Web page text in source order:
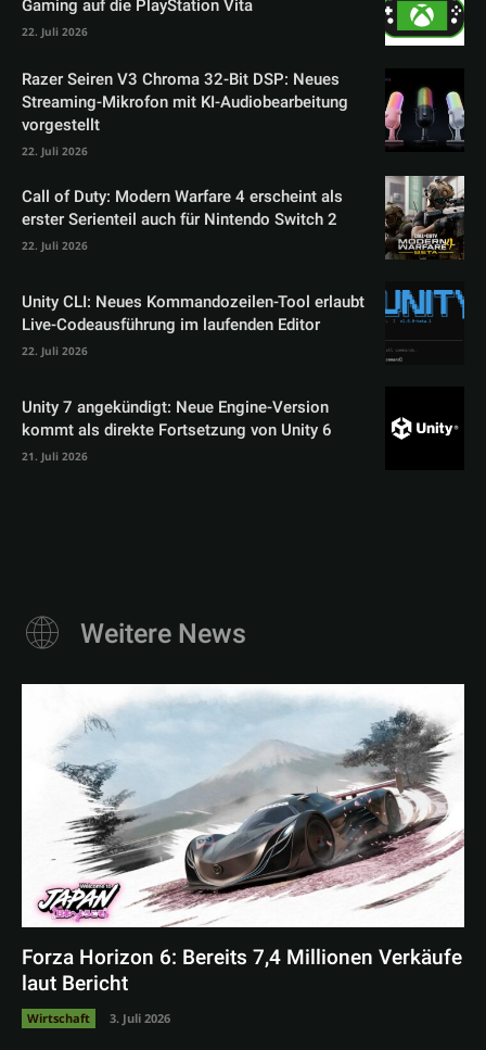
Gaming auf die PlayStation Vita
22. Juli 2026
Razer Seiren V3 Chroma 32-Bit DSP: Neues
Streaming-Mikrofon mit KI-Audiobearbeitung
vorgestellt
22. Juli 2026
Call of Duty: Modern Warfare 4 erscheint als
erster Serienteil auch für Nintendo Switch 2
22. Juli 2026
Unity CLI: Neues Kommandozeilen-Tool erlaubt
Live-Codeausführung im laufenden Editor
22. Juli 2026
Unity 7 angekündigt: Neue Engine-Version
kommt als direkte Fortsetzung von Unity 6
21. Juli 2026
Weitere News
Forza Horizon 6: Bereits 7,4 Millionen Verkäufe
laut Bericht
Wirtschaft 3. Juli 2026